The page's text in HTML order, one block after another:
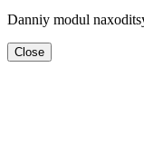
Danniy modul
Close